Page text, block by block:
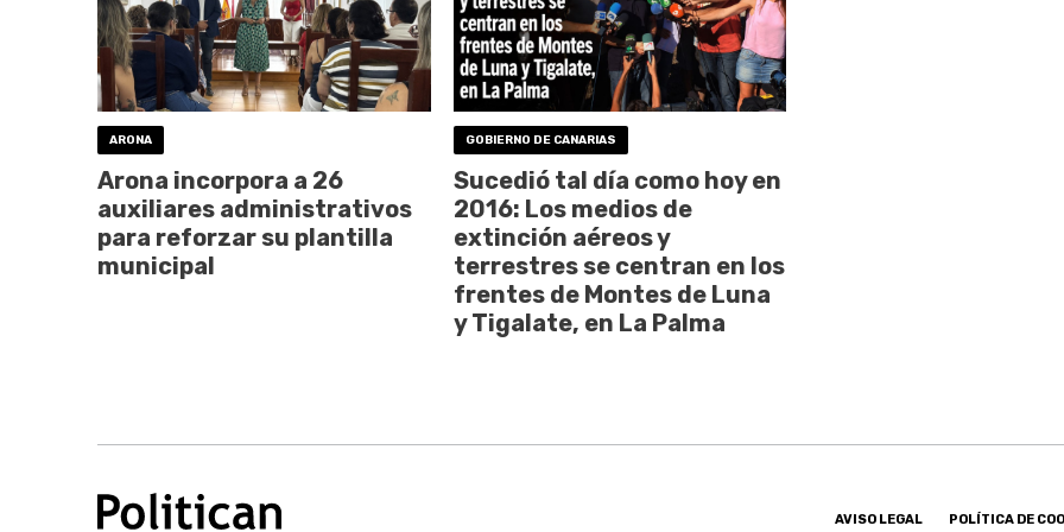
ARONA
Arona incorpora a 26
auxiliares administrativos
para reforzar su plantilla
municipal
GOBIERNO DE CANARIAS
Sucedió tal día como hoy en
2016: Los medios de
extinción aéreos y
terrestres se centran en los
frentes de Montes de Luna
y Tigalate, en La Palma
AVISO LEGAL POLÍTICA DE